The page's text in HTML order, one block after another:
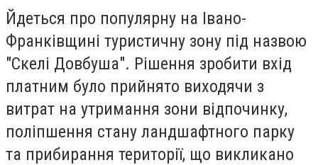
Йдеться про популярну на Івано-
Франківщині туристичну зону під назвою
"Скелі Довбуша". Рішення зробити вхід
платним було прийнято виходячи з
витрат на утримання зони відпочинку,
поліпшення стану ландшафтного парку
та прибирання території, що викликано